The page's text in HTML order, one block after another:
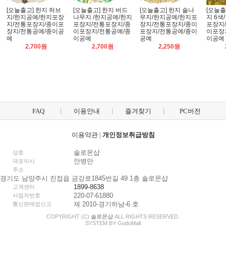
[오늘출고] 한지 허브
지/한지공예/한지포장
지/전통포장지/종이포
장지/전통공예/종이공
예
2,700원
[오늘출고] 한지 버드
나무지 /한지공예/한지
포장지/전통포장지/종
이포장지/전통공예/종
이공예
2,700원
[오늘출고] 한지 솔나
무지/한지공예/한지포
장지/전통포장지/종이
포장지/전통공예/종이
공예
2,250원
[오늘
지 6색
포장
이포
이공예
FAQ 이용안내 즐겨찾기 PC버전
이용약관| 개인정보취급방침
상호 솔로몬샵
대표이사 안병만
주소
경기도 남양주시 진접읍 금강로1845번길 49 1층 솔로몬샵
고객센터 1899-8638
사업자번호 220-07-61880
통신판매업신고 제 2010-경기하남-6 호
COPYRIGHT (C) 솔로몬샵 ALL RIGHTS RESERVED.
SYSTEM BY GodoMall